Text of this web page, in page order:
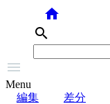
home
search

Menu
編集
差分